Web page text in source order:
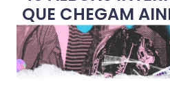
QUE CHEGAM